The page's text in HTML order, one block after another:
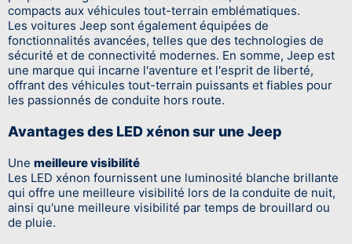
compacts aux véhicules tout-terrain emblématiques.
Les voitures Jeep sont également équipées de
fonctionnalités avancées, telles que des technologies de
sécurité et de connectivité modernes. En somme, Jeep est
une marque qui incarne l'aventure et l'esprit de liberté,
offrant des véhicules tout-terrain puissants et fiables pour
les passionnés de conduite hors route.
Avantages des LED xénon sur une Jeep
Une meilleure visibilité
Les LED xénon fournissent une luminosité blanche brillante
qui offre une meilleure visibilité lors de la conduite de nuit,
ainsi qu'une meilleure visibilité par temps de brouillard ou
de pluie.